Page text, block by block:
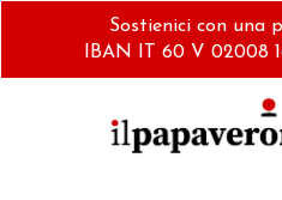
Sostienici con una
IBAN IT 60 V 02008